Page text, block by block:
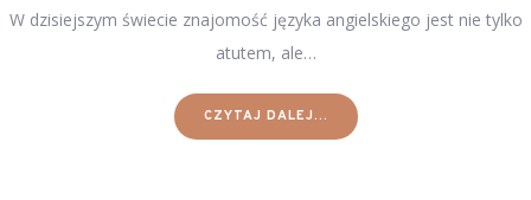
W dzisiejszym świecie znajomość języka angielskiego jest nie tylko
atutem, ale…
CZYTAJ DALEJ...